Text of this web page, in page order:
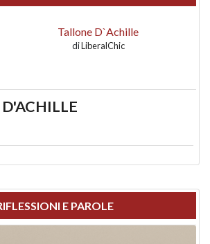
Tallone D`Achille
diLiberalChic
E PAROLE